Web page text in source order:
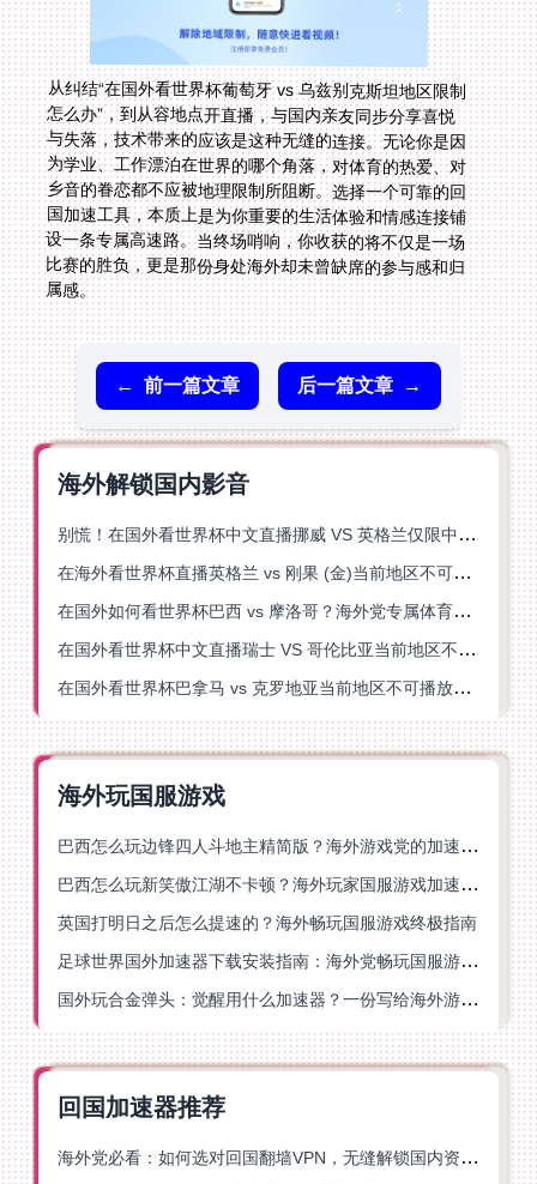
从纠结“在国外看世界杯葡萄牙 vs 乌兹别克斯坦地区限制
怎么办”，到从容地点开直播，与国内亲友同步分享喜悦
与失落，技术带来的应该是这种无缝的连接。无论你是因
为学业、工作漂泊在世界的哪个角落，对体育的热爱、对
乡音的眷恋都不应被地理限制所阻断。选择一个可靠的回
国加速工具，本质上是为你重要的生活体验和情感连接铺
设一条专属高速路。当终场哨响，你收获的将不仅是一场
比赛的胜负，更是那份身处海外却未曾缺席的参与感和归
属感。
← 前一篇文章 后一篇文章 →
海外解锁国内影音
别慌！在国外看世界杯中文直播挪威 VS 英格兰仅限中国大陆？这篇指南帮你搞定
在海外看世界杯直播英格兰 vs 刚果 (金)当前地区不可播放？这篇指南帮你突破所有限制
在国外如何看世界杯巴西 vs 摩洛哥？海外党专属体育观赛指南来了
在国外看世界杯中文直播瑞士 VS 哥伦比亚当前地区不可播放？这篇指南帮你搞定
在国外看世界杯巴拿马 vs 克罗地亚当前地区不可播放？这篇指南帮你轻松解决海外体育直播难题
海外玩国服游戏
巴西怎么玩边锋四人斗地主精简版？海外游戏党的加速器终极选择
巴西怎么玩新笑傲江湖不卡顿？海外玩家国服游戏加速终极指南（附猫和老鼠一梦江湖实测）
英国打明日之后怎么提速的？海外畅玩国服游戏终极指南
足球世界国外加速器下载安装指南：海外党畅玩国服游戏的终极解决方案
国外玩合金弹头：觉醒用什么加速器？一份写给海外游子的畅玩指南
回国加速器推荐
海外党必看：如何选对回国翻墙VPN，无缝解锁国内资源？